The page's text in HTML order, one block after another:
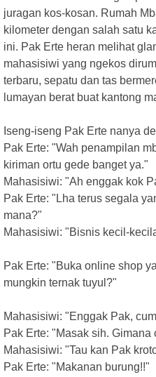
juragan kos-kosan. Rumah
kilometer dengan salah satu
ini. Pak Erte heran melihat
mahasisiwi yang ngekos
terbaru, sepatu dan tas
lumayan berat buat kantong
Iseng-iseng Pak Erte nanya
Pak Erte: "Wah penampilan
kiriman ortu gede banget ya."
Mahasisiwi: "Ah enggak kok
Pak Erte: "Lha terus segala
mana?"
Mahasisiwi: "Bisnis kecil-
Pak Erte: "Buka online shop
mungkin ternak tuyul?"
Mahasisiwi: "Enggak Pak,
Pak Erte: "Masak sih. Gimana
Mahasisiwi: "Tau kan Pak
Pak Erte: "Makanan burung!!"